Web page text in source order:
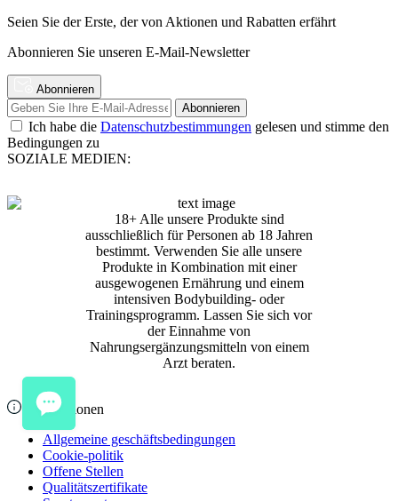
Seien Sie der Erste, der von Aktionen und Rabatten erfährt
Abonnieren Sie unseren E-Mail-Newsletter
Abonnieren
Abonnieren
Ich habe die Datenschutzbestimmungen gelesen und stimme den
Bedingungen zu
SOZIALE MEDIEN:
18+ Alle unsere Produkte sind
ausschließlich für Personen ab 18 Jahren
bestimmt. Verwenden Sie alle unsere
Produkte in Kombination mit einer
ausgewogenen Ernährung und einem
intensiven Bodybuilding- oder
Trainingsprogramm. Lassen Sie sich vor
der Einnahme von
Nahrungsergänzungsmitteln von einem
Arzt beraten.
Informationen
Allgemeine geschäftsbedingungen
Cookie-politik
Offene Stellen
Qualitätszertifikate